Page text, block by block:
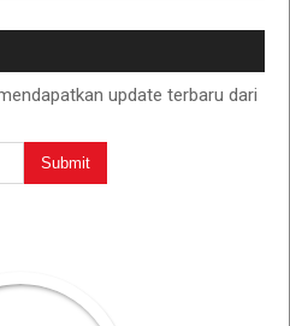
update terbaru dari